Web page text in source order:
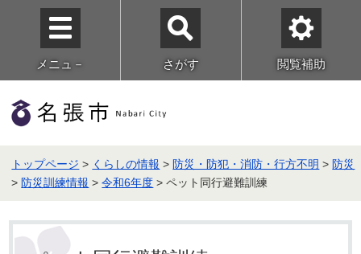
メニュ－ さがす 閲覧補助
トップページ > くらしの情報 > 防災・防犯・消防・行方不明 > 防災
> 防災訓練情報 >令和6年度 > ペット同行避難訓練